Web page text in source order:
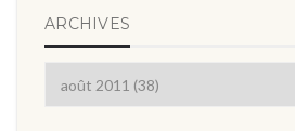
ARCHIVES